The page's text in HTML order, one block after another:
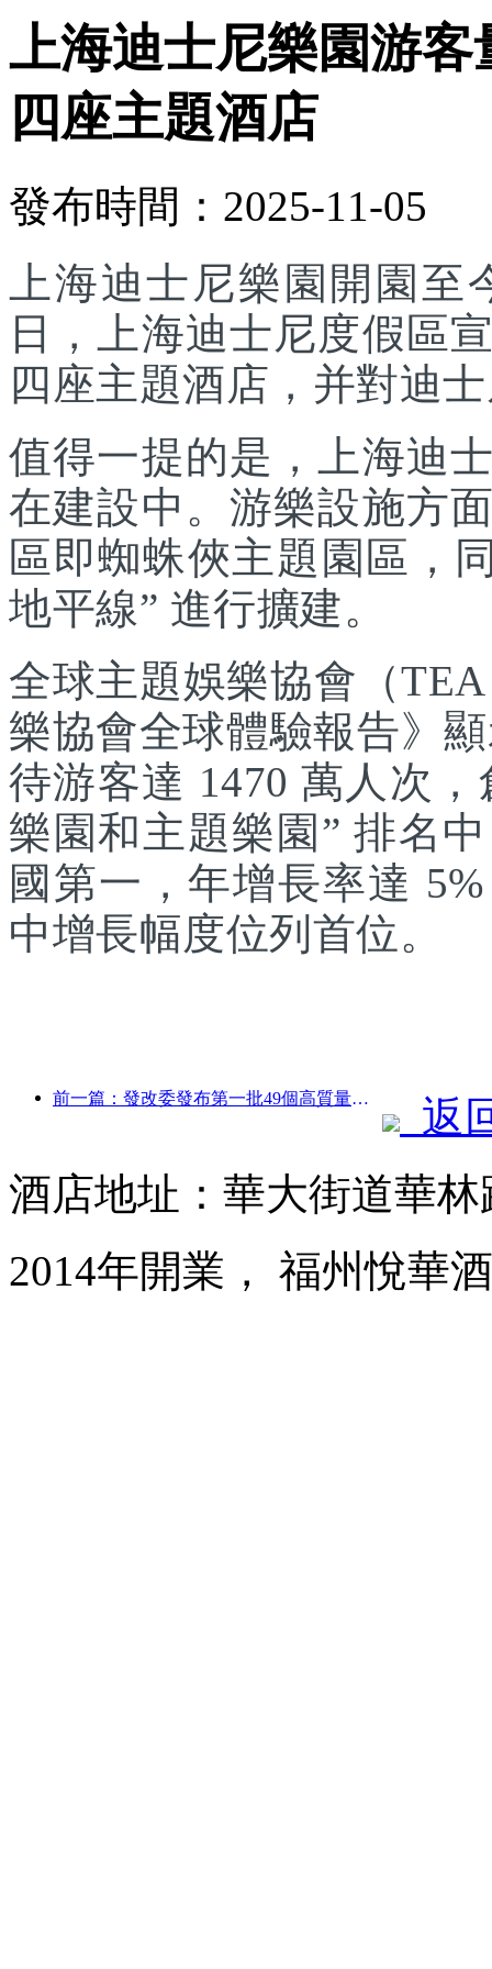
上海迪士尼樂園游
四座主題酒店
發布時間：2025-11-05
上海迪士尼樂園開園
日，上海迪士尼度假區
四座主題酒店，并對迪
值得一提的是，上海迪
在建設中。游樂設施方
區即蜘蛛俠主題園區，
地平線” 進行擴建。
全球主題娛樂協會（
樂協會全球體驗報告》
待游客達 1470 萬人次
樂園和主題樂園” 排名
國第一，年增長率達
中增長幅度位列首位。
前一篇：發改委發布第一批49個高質量戶外運動目的地名單
返
酒店地址：華大街道華林
2014年開業， 福州悅